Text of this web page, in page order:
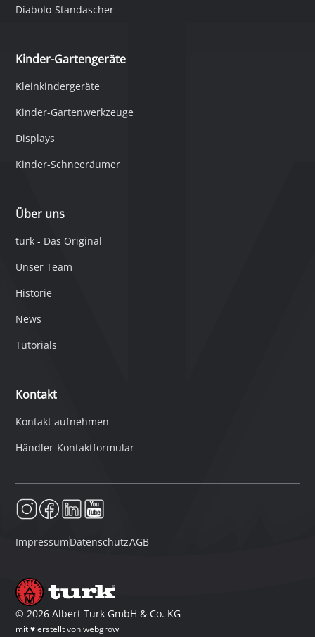
Diabolo-Standascher
Kinder-Gartengeräte
Kleinkindergeräte
Kinder-Gartenwerkzeuge
Displays
Kinder-Schneeräumer
Über uns
turk - Das Original
Unser Team
Historie
News
Tutorials
Kontakt
Kontakt aufnehmen
Händler-Kontaktformular
ImpressumDatenschutzAGB
©2026 Albert Turk GmbH & Co. KG
mit ♥ erstellt vonwebgrow